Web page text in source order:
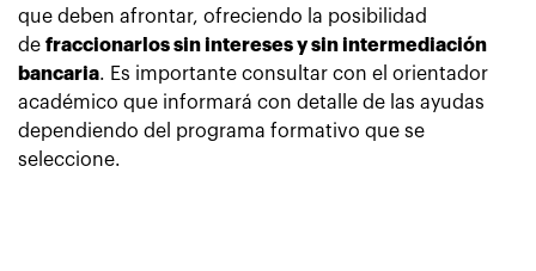
que deben afrontar, ofreciendo la posibilidad
de fraccionarlos sin intereses y sin intermediación
bancaria. Es importante consultar con el orientador
académico que informará con detalle de las ayudas
dependiendo del programa formativo que se
seleccione.